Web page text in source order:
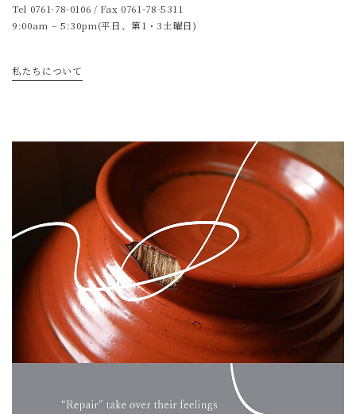
Tel 0761-78-0106 / Fax 0761-78-5311
9:00am – 5:30pm(平日、第1・3土曜日)
私たちについて